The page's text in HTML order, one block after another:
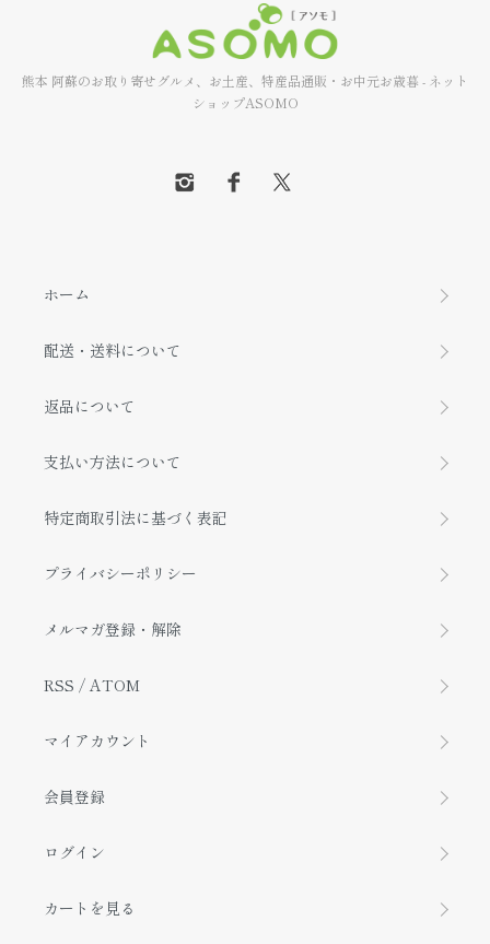
熊本 阿蘇のお取り寄せグルメ、お土産、特産品通販・お中元お歳暮 - ネット
ショップASOMO
ホーム
配送・送料について
返品について
支払い方法について
特定商取引法に基づく表記
プライバシーポリシー
メルマガ登録・解除
RSS / ATOM
マイアカウント
会員登録
ログイン
カートを見る